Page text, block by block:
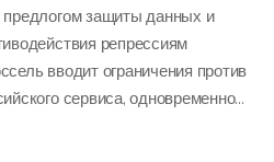
защиты данных и
репрессиям
вводит ограничения против
сервиса, одновременно...